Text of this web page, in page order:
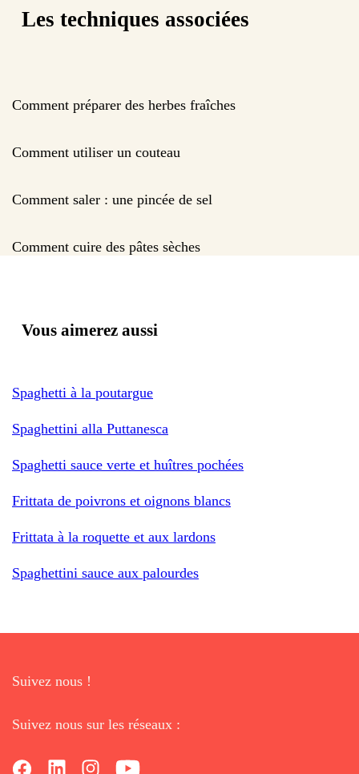
Les techniques associées
Comment préparer des herbes fraîches
Comment utiliser un couteau
Comment saler : une pincée de sel
Comment cuire des pâtes sèches
Vous aimerez aussi
Spaghetti à la poutargue
Spaghettini alla Puttanesca
Spaghetti sauce verte et huîtres pochées
Frittata de poivrons et oignons blancs
Frittata à la roquette et aux lardons
Spaghettini sauce aux palourdes
Suivez nous !
Suivez nous sur les réseaux :